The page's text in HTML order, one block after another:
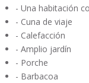
- Una habitación
- Cuna de viaje
- Calefacción
- Amplio jardín
- Porche
- Barbacoa